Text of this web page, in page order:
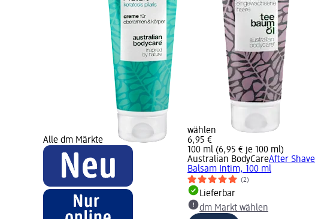
Alle dm Märkte
wählen
6,95 €
100 ml (6,95 € je 100 ml)
Australian BodyCareAfter Shave
Balsam Intim, 100 ml
(2)
Lieferbar
dm Markt wählen